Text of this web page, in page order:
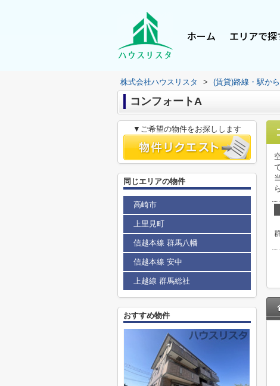
ホーム エリアで探
株式会社ハウスリスタ > (賃貸)路線・駅か
コンフォートA
▼ご希望の物件をお探しします
同じエリアの物件
高崎市
上里見町
信越本線 群馬八幡
信越本線 安中
上越線 群馬総社
おすすめ物件